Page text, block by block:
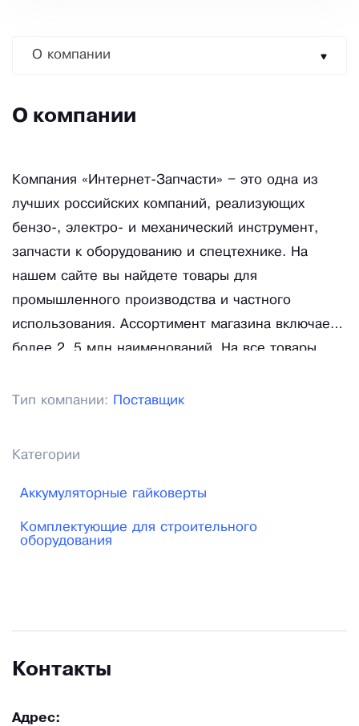
О компании
О компании
Компания «Интернет-Запчасти» – это одна из
лучших российских компаний, реализующих
бензо-, электро- и механический инструмент,
запчасти к оборудованию и спецтехнике. На
нашем сайте вы найдете товары для
промышленного производства и частного
использования. Ассортимент магазина включает
более 2, 5 млн наименований. На все товары
Тип компании: Поставщик
Категории
Аккумуляторные гайковерты
Комплектующие для строительного
оборудования
Контакты
Адрес: